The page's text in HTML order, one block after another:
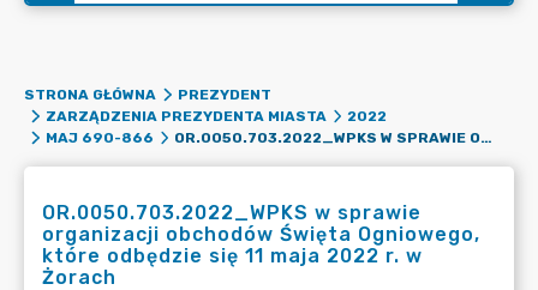
STRONA GŁÓWNA
PREZYDENT
ZARZĄDZENIA PREZYDENTA MIASTA
2022
MAJ 690-866
OR.0050.703.2022_WPKS W SPRAWIE ORGANIZACJI OBCHODÓW ŚWIĘTA OGNIOWEGO, KTÓRE ODBĘDZIE SIĘ 11 MAJA 2022 R. W ŻORACH
OR.0050.703.2022_WPKS w sprawie
organizacji obchodów Święta Ogniowego,
które odbędzie się 11 maja 2022 r. w
Żorach